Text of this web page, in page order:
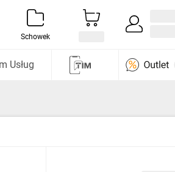
Schowek
Usług